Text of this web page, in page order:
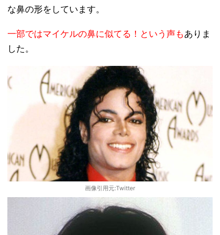
な鼻の形をしています。
一部ではマイケルの鼻に似てる！という声もありま
した。
画像引用元:Twitter